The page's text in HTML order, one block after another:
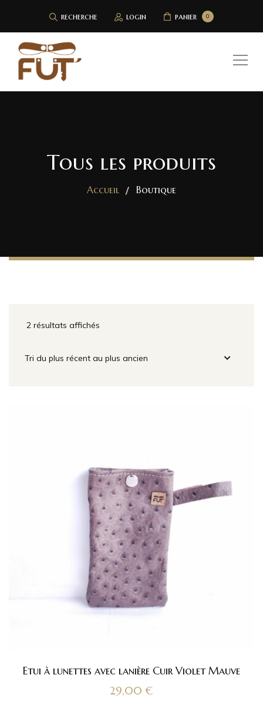
recherche login 0
panier
Tous les produits
Accueil Boutique
2 résultats affichés
Etui à lunettes avec lanière Cuir Violet Mauve
29,00 €